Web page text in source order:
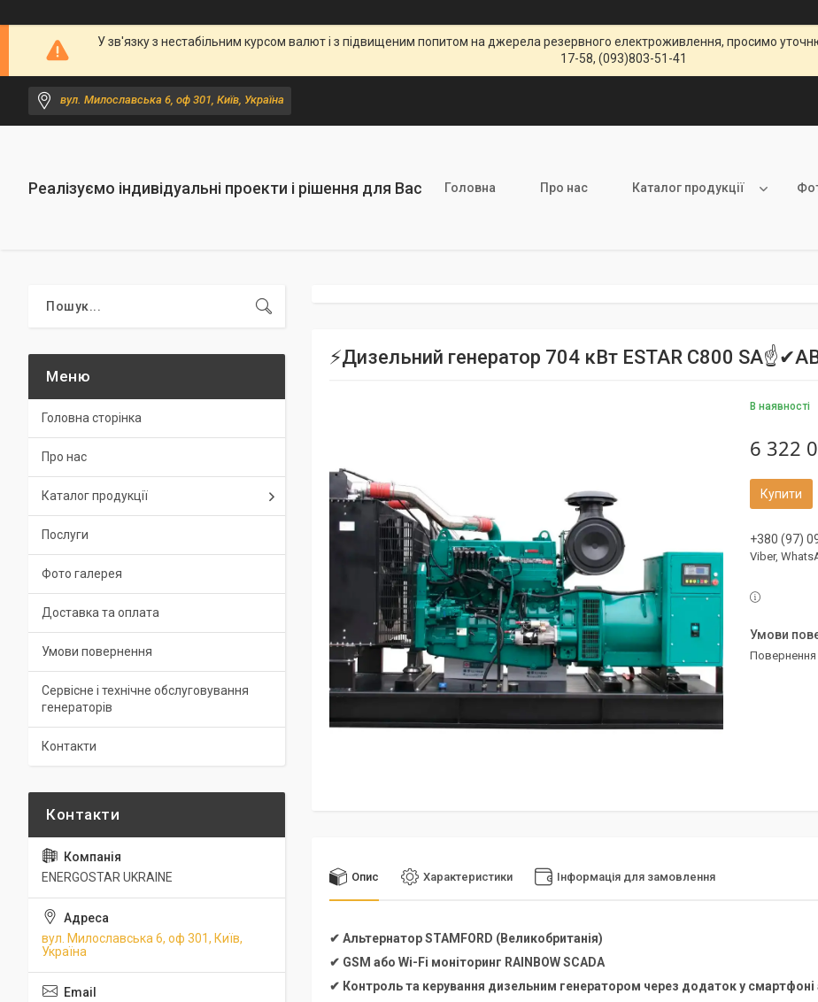
У зв'язку з нестабільним курсом валют і з підвищеним попитом на джерела резервного електроживлення, просимо
17-58, (093)803-51-41
вул. Милославська 6, оф 301, Київ, Україна
Реалізуємо індивідуальні проекти і рішення для Вас Головна Про нас Каталог продукції
⚡️Дизельний генератор 704 кВт ESTAR C800
В наявності
6 322
Купити
+380 (97)
Viber,
Опис Характеристики Інформація для замовлення
✔ Альтернатор STAMFORD (Великобританія)
✔ GSM або Wi-Fi моніторинг RAINBOW SCADA
✔ Контроль та керування дизельним генератором через додаток у смартфоні
Головна сторінка
Про нас
Каталог продукції
Послуги
Фото галерея
Доставка та оплата
Умови повернення
Сервісне і технічне обслуговування
генераторів
Контакти
ENERGOSTAR UKRAINE
вул. Милославська 6, оф 301, Київ,
Україна